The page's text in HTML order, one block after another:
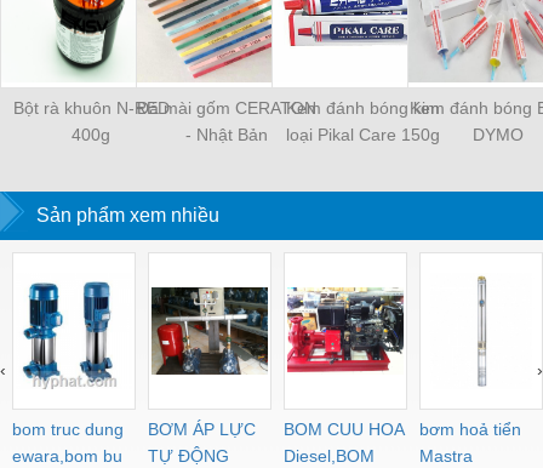
Bột rà khuôn N-RED
400g
Đá mài gốm CERATON
- Nhật Bản
Kem đánh bóng kim
loại Pikal Care 150g
Kem đánh bóng
DYMO
Sản phẩm xem nhiều
bom truc dung
ewara,bom bu
BƠM ÁP LỰC
TỰ ĐỘNG
BOM CUU HOA
Diesel,BOM
bơm hoả tiển
Mastra
‹ ›